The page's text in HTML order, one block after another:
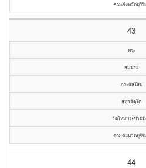
คณะจังหวัดบุรีรั
43
พระ
สมชาย
กระแสโสม
สุทฺธจิตฺโต
วัดใหม่ประชานิ
คณะจังหวัดบุรีรั
44